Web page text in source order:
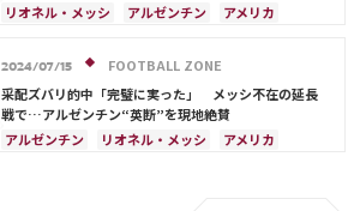
リオネル・メッシ
アルゼンチン
アメリカ
2024/07/15
FOOTBALL ZONE
采配ズバリ的中「完璧に実った」 メッシ不在の延長
戦で…アルゼンチン“英断”を現地絶賛
アルゼンチン
リオネル・メッシ アメリカ